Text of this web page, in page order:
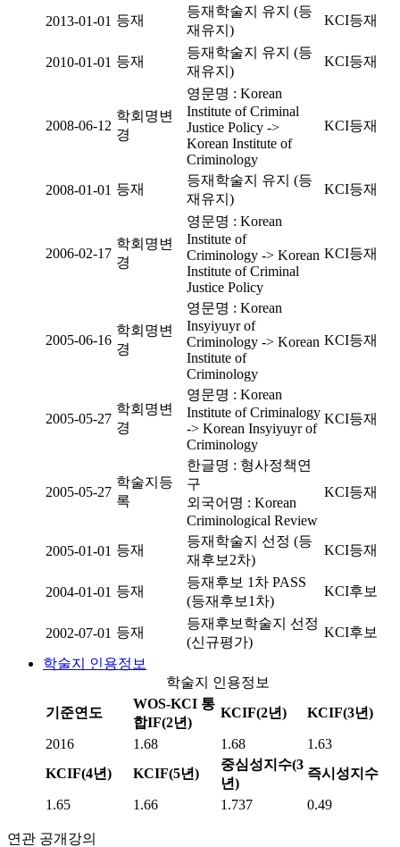
2013-01-01 등재
등재학술지 유지 (등
재유지)
KCI등재
2010-01-01 등재
등재학술지 유지 (등
재유지)
KCI등재
2008-06-12
학회명변
경
영문명 : Korean
Institute of Criminal
Justice Policy ->
Korean Institute of
Criminology
KCI등재
2008-01-01 등재
등재학술지 유지 (등
재유지)
KCI등재
2006-02-17
학회명변
경
영문명 : Korean
Institute of
Criminology -> Korean
Institute of Criminal
Justice Policy
KCI등재
2005-06-16
학회명변
경
영문명 : Korean
Insyiyuyr of
Criminology -> Korean
Institute of
Criminology
KCI등재
2005-05-27
학회명변
경
영문명 : Korean
Institute of Criminalogy
-> Korean Insyiyuyr of
Criminology
KCI등재
2005-05-27
학술지등
록
한글명 : 형사정책연
구
외국어명 : Korean
Criminological Review
KCI등재
2005-01-01 등재
등재학술지 선정 (등
재후보2차)
KCI등재
2004-01-01 등재
등재후보 1차 PASS
(등재후보1차)
KCI후보
2002-07-01 등재
등재후보학술지 선정
(신규평가)
KCI후보
학술지 인용정보
학술지 인용정보
기준연도
WOS-KCI 통
합IF(2년)
KCIF(2년) KCIF(3년)
2016 1.68 1.68
1.63
KCIF(4년)
KCIF(5년)
중심성지수(3
년)
즉시성지수
1.65 1.66 1.737 0.49
연관 공개강의